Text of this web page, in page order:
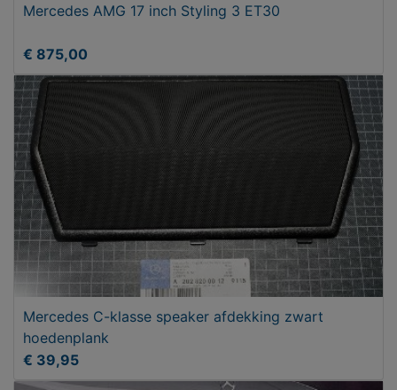
Mercedes AMG 17 inch Styling 3 ET30
€ 875,00
Mercedes C-klasse speaker afdekking zwart
hoedenplank
€ 39,95